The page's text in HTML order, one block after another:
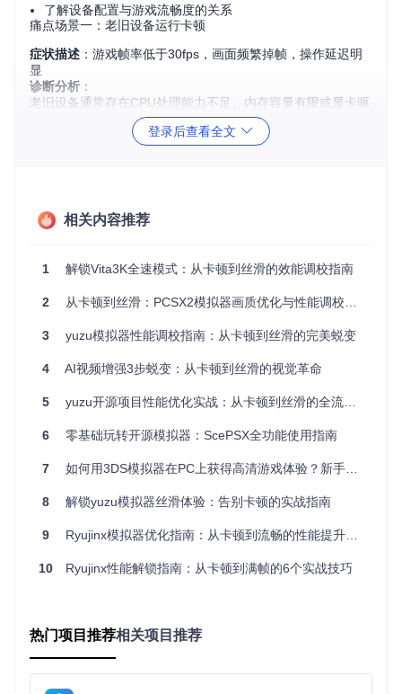
了解设备配置与游戏流畅度的关系
痛点场景一：老旧设备运行卡顿
症状描述 ：游戏帧率低于30fps，画面频繁掉帧，操作延迟明
显
诊断分析 ：
老旧设备通常存在CPU处理能力不足、内存容量有限或显卡驱
动过时等问题。模拟器运行3D游戏时需要大量计算资源，当硬
件配置接近最低要求时，容易出现性能瓶颈。
  pkill -f steam
elif [ "$(uname)" = "Darwin" ]; then
else
图形设置调整（进阶级）
:::details 展开查看详细步骤
将渲染分辨率降低至原生分辨率的75%
禁用抗锯齿和纹理过滤
系统资源分配（专家级）
⚠️ 风险提示：修改系统设置可能影响稳定性，请谨慎操作
sudo
chmod
sudo
sudo
登录后查看全文
相关内容推荐
1 解锁Vita3K全速模式：从卡顿到丝滑的效能调校指南
2 从卡顿到丝滑：PCSX2模拟器画质优化与性能调校全场景配置方案
3 yuzu模拟器性能调校指南：从卡顿到丝滑的完美蜕变
4 AI视频增强3步蜕变：从卡顿到丝滑的视觉革命
5 yuzu开源项目性能优化实战：从卡顿到丝滑的全流程优化
6 零基础玩转开源模拟器：ScePSX全功能使用指南
7 如何用3DS模拟器在PC上获得高清游戏体验？新手入门到性能调校全攻略
8 解锁yuzu模拟器丝滑体验：告别卡顿的实战指南
9 Ryujinx模拟器优化指南：从卡顿到流畅的性能提升方案
10 Ryujinx性能解锁指南：从卡顿到满帧的6个实战技巧
热门项目推荐相关项目推荐